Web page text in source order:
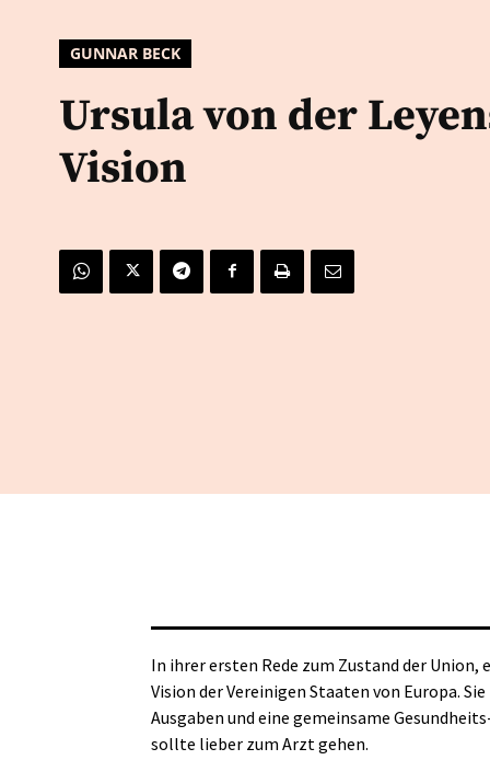
GUNNAR BECK
Ursula von der
Vision
In ihrer ersten Rede zum Zustand der
Vision der Vereinigen Staaten von Europa.
Ausgaben und eine gemeinsame
sollte lieber zum Arzt gehen.